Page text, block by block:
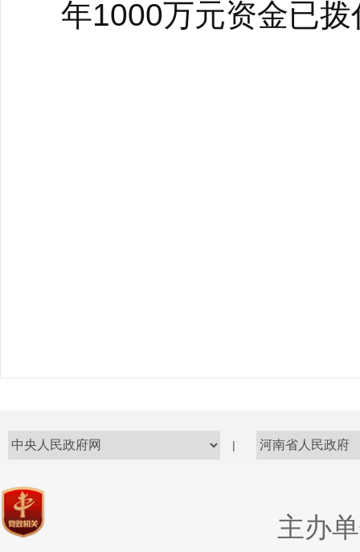
年1000万元资金已
|
主办